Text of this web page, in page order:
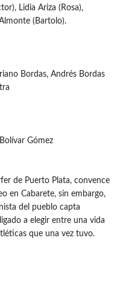
Lidia Ariza (Rosa),
(Bartolo).
Bordas, Andrés Bordas
Gómez
de Puerto Plata, convence
en Cabarete, sin embargo,
del pueblo capta
a elegir entre una vida
que una vez tuvo.